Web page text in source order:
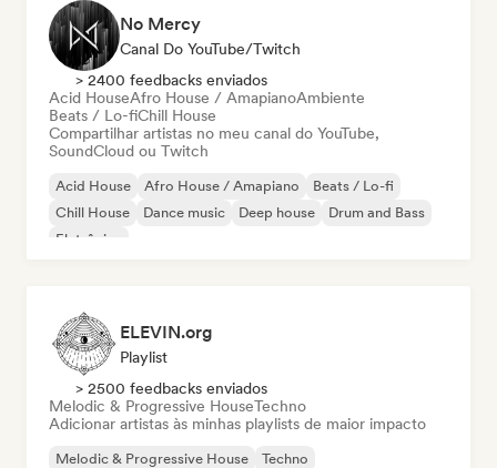
No Mercy
Canal Do YouTube/Twitch
> 2400 feedbacks enviados
Acid HouseAfro House / AmapianoAmbiente
Beats / Lo-fiChill House
Compartilhar artistas no meu canal do YouTube,
SoundCloud ou Twitch
Acid House Afro House / Amapiano
Beats / Lo-fi
Chill House
Dance music Deep house
Drum and Bass
Eletrônica
ELEVIN.org
Playlist
> 2500 feedbacks enviados
Melodic & Progressive HouseTechno
Adicionar artistas às minhas playlists de maior impacto
Melodic & Progressive House Techno